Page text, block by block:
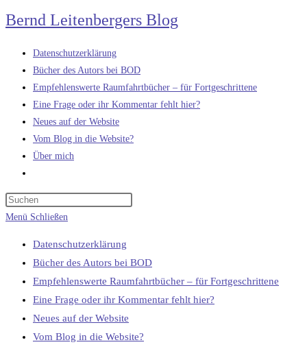
Zum
Inhalt
springen
Bernd Leitenbergers Blog
Datenschutzerklärung
Bücher des Autors bei BOD
Empfehlenswerte Raumfahrtbücher – für Fortgeschrittene
Eine Frage oder ihr Kommentar fehlt hier?
Neues auf der Website
Vom Blog in die Website?
Über mich
umschalten
Menü Schließen
Datenschutzerklärung
Bücher des Autors bei BOD
Empfehlenswerte Raumfahrtbücher – für Fortgeschrittene
Eine Frage oder ihr Kommentar fehlt hier?
Neues auf der Website
Vom Blog in die Website?